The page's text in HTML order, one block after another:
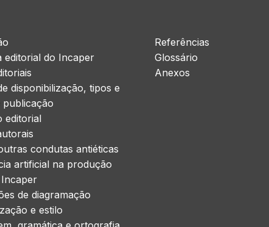
editorial do Incaper
disponibilização, tipos e
editorial
condutas antiéticas
artificial na produção
de diagramação
e estilo
Referências
Glossário
Anexos